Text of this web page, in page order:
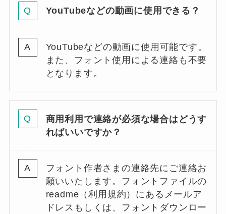
YouTubeなどの動画に使用できる？
YouTubeなどの動画に使用可能です。
また、フォント使用による連絡も不要
となります。
商用利用で連絡が必須な場合はどうす
ればいいですか？
フォント作者さまの連絡先にご連絡お
願いいたします。フォントファイルの
readme（利用規約）にあるメールア
ドレスもしくは、フォントダウンロー